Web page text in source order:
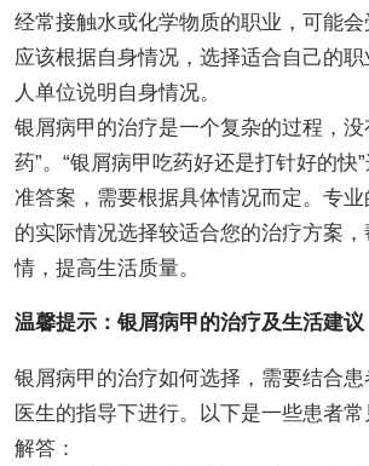
经常接触水或化学物质的职业，可能
应该根据自身情况，选择适合自己的职
人单位说明自身情况。
银屑病甲的治疗是一个复杂的过程，没
药”。“银屑病甲吃药好还是打针好的快
准答案，需要根据具体情况而定。专
的实际情况选择较适合您的治疗方案
情，提高生活质量。
温馨提示：银屑病甲的治疗及生活建议
银屑病甲的治疗如何选择，需要结合
医生的指导下进行。以下是一些患者
解答：